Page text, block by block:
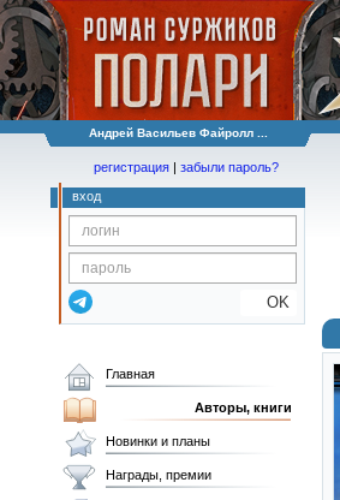
Андрей Васильев Файролл ...
регистрация | забыли пароль?
вход
OK
Главная
Авторы, книги
Новинки и планы
Награды, премии